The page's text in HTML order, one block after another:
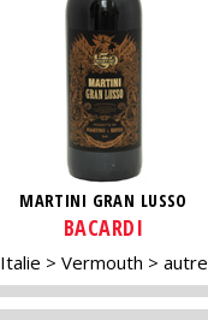
MARTINI GRAN LUSSO
BACARDI
Italie Vermouth autre